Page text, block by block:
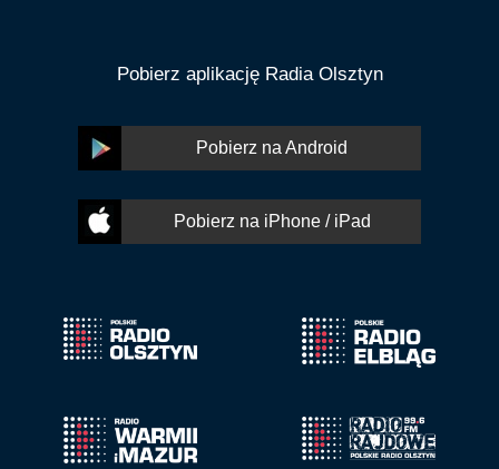
Pobierz aplikację Radia Olsztyn
Pobierz na Android
Pobierz na iPhone / iPad